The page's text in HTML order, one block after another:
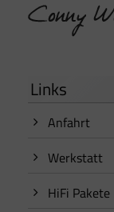
Links
Anfahrt
Werkstatt
HiFi Pakete